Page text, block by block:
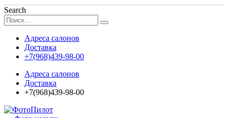
Search
Адреса салонов
Доставка
+7(968)439-98-00
Адреса салонов
Доставка
+7(968)439-98-00